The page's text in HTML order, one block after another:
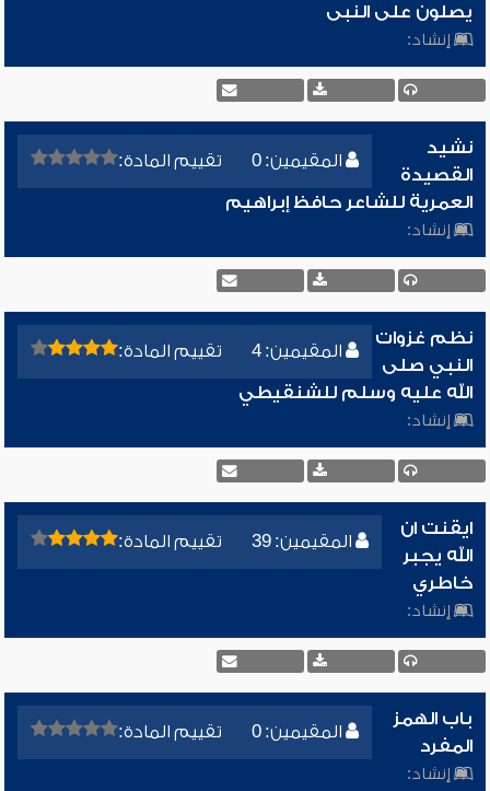
يصلون على النبى
إنشاد:
المقيمين: 0 تقييم المادة:
نشيد
القصيدة
العمرية للشاعر حافظ إبراهيم
إنشاد:
المقيمين: 4 تقييم المادة:
نظم غزوات
النبي صلى
الله عليه وسلم للشنقيطي
إنشاد:
المقيمين: 39 تقييم المادة:
ايقنت ان
الله يجبر
خاطري
إنشاد:
المقيمين: 0 تقييم المادة:
باب الهمز
المفرد
إنشاد: